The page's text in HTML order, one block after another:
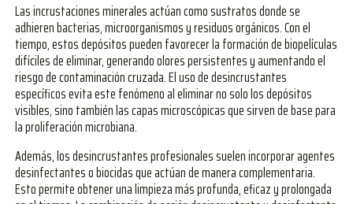
Las incrustaciones minerales actúan como sustratos donde se
adhieren bacterias, microorganismos y residuos orgánicos. Con el
tiempo, estos depósitos pueden favorecer la formación de biopelículas
difíciles de eliminar, generando olores persistentes y aumentando el
riesgo de contaminación cruzada. El uso de desincrustantes
específicos evita este fenómeno al eliminar no solo los depósitos
visibles, sino también las capas microscópicas que sirven de base para
la proliferación microbiana.
Además, los desincrustantes profesionales suelen incorporar agentes
desinfectantes o biocidas que actúan de manera complementaria.
Esto permite obtener una limpieza más profunda, eficaz y prolongada